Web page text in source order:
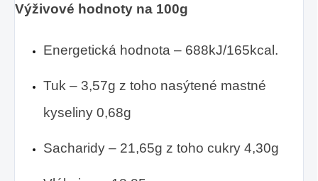
Výživové hodnoty na 100g
Energetická hodnota – 688kJ/165kcal.
Tuk – 3,57g z toho nasýtené mastné
kyseliny 0,68g
Sacharidy – 21,65g z toho cukry 4,30g